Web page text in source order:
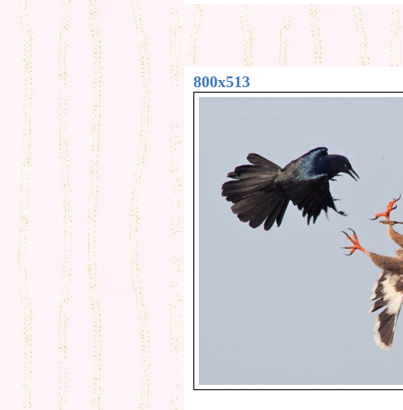
800x513